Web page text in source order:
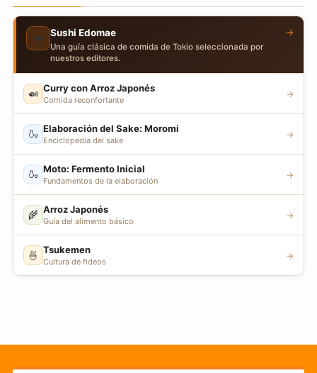
🍣 Sushi Edomae
Una guía clásica de comida de Tokio seleccionada por
nuestros editores.
→
🍛 Curry con Arroz Japonés
Comida reconfortante
→
🍶 Elaboración del Sake: Moromi
Enciclopedia del sake
→
🍶 Moto: Fermento Inicial
Fundamentos de la elaboración
→
🌾 Arroz Japonés
Guía del alimento básico
→
🍜 Tsukemen
Cultura de fideos
→